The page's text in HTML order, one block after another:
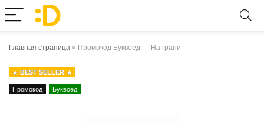
Главная страница » Промокод Буквоед — На грани
BEST SELLER
Промокод Буквоед